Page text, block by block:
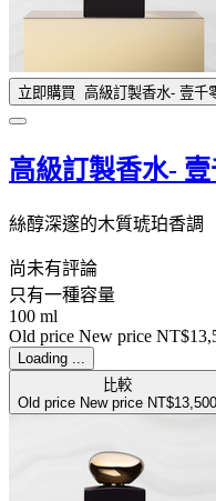
立即購買 高級訂製香水- 壹千
高級訂製香水-
絲醇深邃的木質琥珀香調
尚未有評論
只有一種容量
100 ml
Old price New price
Loading ...
比較
Old price New price NT$13,500